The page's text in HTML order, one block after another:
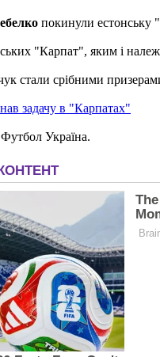
покинули естонську
"Карпат", яким і
стали срібними
задачу в "Карпатах"
Україна.